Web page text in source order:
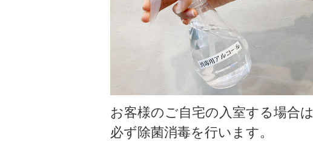
お客様のご自宅の入室する場合は
必ず除菌消毒を行います。